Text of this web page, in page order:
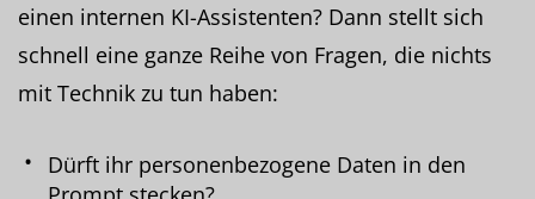
einen internen KI-Assistenten? Dann stellt sich
schnell eine ganze Reihe von Fragen, die nichts
mit Technik zu tun haben:
Dürft ihr personenbezogene Daten in den